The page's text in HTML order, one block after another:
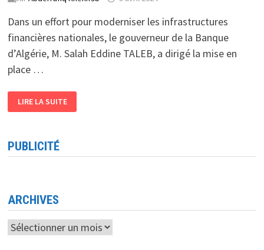
Dans un effort pour moderniser les infrastructures
financières nationales, le gouverneur de la Banque
d’Algérie, M. Salah Eddine TALEB, a dirigé la mise en
place …
BANQUE
D’ALGÉRIE
VERS
UNE
LIRE LA SUITE
PUBLICITÉ
ARCHIVES
Archives